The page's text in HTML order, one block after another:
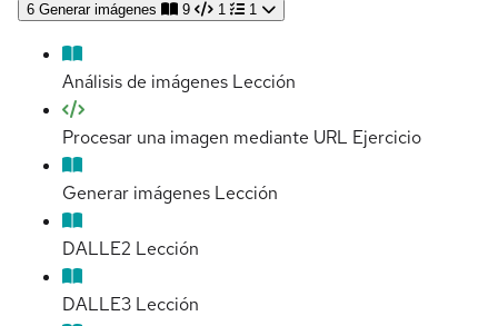
6 Generar imágenes 9 1 1
Análisis de imágenes Lección
Procesar una imagen mediante URL Ejercicio
Generar imágenes Lección
DALLE2 Lección
DALLE3 Lección